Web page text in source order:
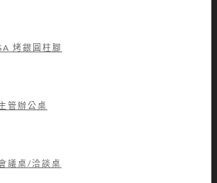
烤銀圓柱腳
管辦公桌
議桌/洽談桌